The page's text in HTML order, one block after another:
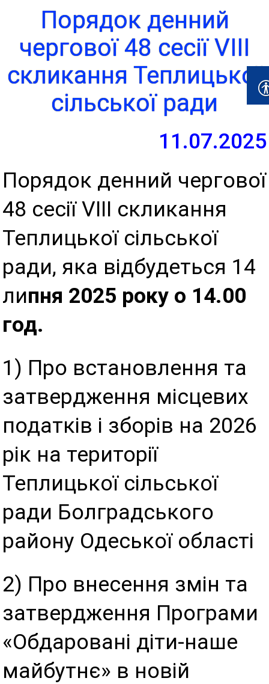
Порядок денний
чергової 48 сесії VIII
скликання Теплицької
сільської ради
11.07.2025
Порядок денний чергової
48 сесії VIII скликання
Теплицької сільської
ради, яка відбудеться 14
липня 2025 року о 14.00
год.
1) Про встановлення та
затвердження місцевих
податків і зборів на 2026
рік на території
Теплицької сільської
ради Болградського
району Одеської області
2) Про внесення змін та
затвердження Програми
«Обдаровані діти-наше
майбутнє» в новій